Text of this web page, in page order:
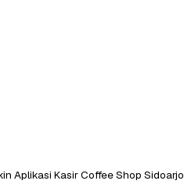
Aplikasi Kasir Coffee Shop Sidoarjo